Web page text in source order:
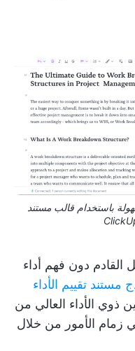
باستخدام قالب مستند
القادم دون فهم أداء
مستند تقييم الأداء
ذوي الأداء العالي من
زمام الأمور من خلال